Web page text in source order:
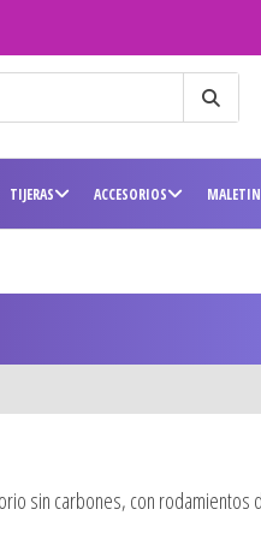
TIJERAS ACCESORIOS
sin carbones, con rodamientos